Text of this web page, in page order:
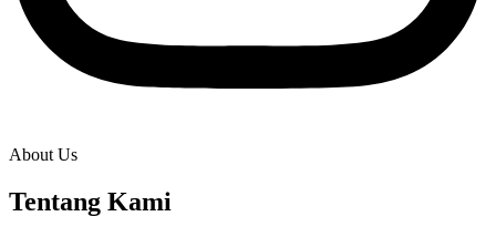
About Us
Tentang Kami